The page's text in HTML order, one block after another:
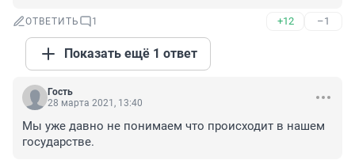
ОТВЕТИТЬ 1 +12 –1
Показать ещё 1 ответ
Гость
28 марта 2021, 13:40
Мы уже давно не понимаем что происходит в нашем
государстве.